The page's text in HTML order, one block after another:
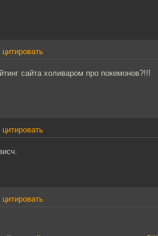
цитировать
сайта холиваром про покемонов?!!!
цитировать
цитировать